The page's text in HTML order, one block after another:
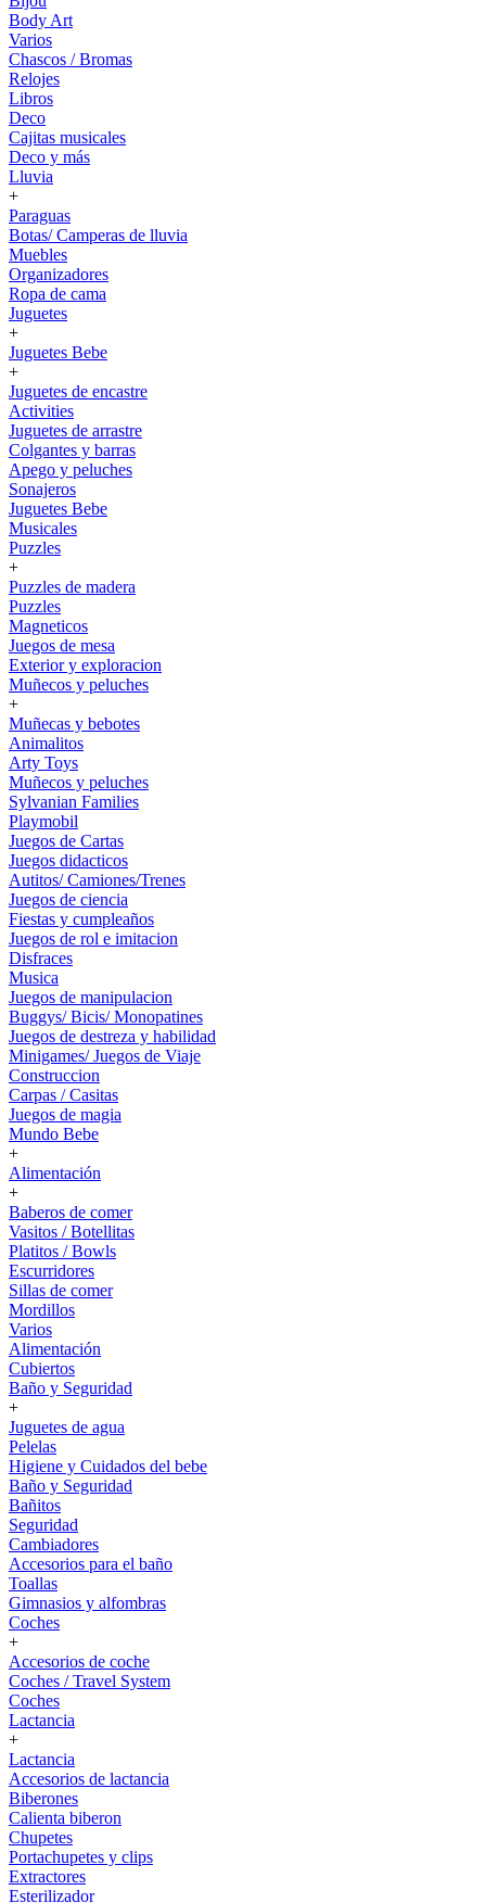
Body Art
Varios
Chascos / Bromas
Relojes
Libros
Deco
Cajitas musicales
Deco y más
Lluvia
+
Paraguas
Botas/ Camperas de lluvia
Muebles
Organizadores
Ropa de cama
Juguetes
+
Juguetes Bebe
+
Juguetes de encastre
Activities
Juguetes de arrastre
Colgantes y barras
Apego y peluches
Sonajeros
Juguetes Bebe
Musicales
Puzzles
+
Puzzles de madera
Puzzles
Magneticos
Juegos de mesa
Exterior y exploracion
Muñecos y peluches
+
Muñecas y bebotes
Animalitos
Arty Toys
Muñecos y peluches
Sylvanian Families
Playmobil
Juegos de Cartas
Juegos didacticos
Autitos/ Camiones/Trenes
Juegos de ciencia
Fiestas y cumpleaños
Juegos de rol e imitacion
Disfraces
Musica
Juegos de manipulacion
Buggys/ Bicis/ Monopatines
Juegos de destreza y habilidad
Minigames/ Juegos de Viaje
Construccion
Carpas / Casitas
Juegos de magia
Mundo Bebe
+
Alimentación
+
Baberos de comer
Vasitos / Botellitas
Platitos / Bowls
Escurridores
Sillas de comer
Mordillos
Varios
Alimentación
Cubiertos
Baño y Seguridad
+
Juguetes de agua
Pelelas
Higiene y Cuidados del bebe
Baño y Seguridad
Bañitos
Seguridad
Cambiadores
Accesorios para el baño
Toallas
Gimnasios y alfombras
Coches
+
Accesorios de coche
Coches / Travel System
Coches
Lactancia
+
Lactancia
Accesorios de lactancia
Biberones
Calienta biberon
Chupetes
Portachupetes y clips
Extractores
Esterilizador